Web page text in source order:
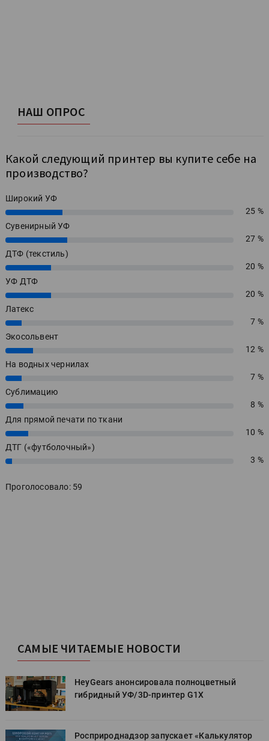
НАШ ОПРОС
Какой следующий принтер вы купите себе на
производство?
Широкий УФ
25%
25 %
Сувенирный УФ
27%
27 %
ДТФ (текстиль)
20%
20 %
УФ ДТФ
20%
20 %
Латекс
7%
7 %
Экосольвент
12%
12 %
На водных чернилах
7%
7 %
Сублимацию
8%
8 %
Для прямой печати по ткани
10%
10 %
ДТГ («футболочный»)
3% 3 %
Проголосовало: 59
САМЫЕ ЧИТАЕМЫЕ НОВОСТИ
HeyGears анонсировала полноцветный
гибридный УФ/3D-принтер G1X
Росприроднадзор запускает «Калькулятор